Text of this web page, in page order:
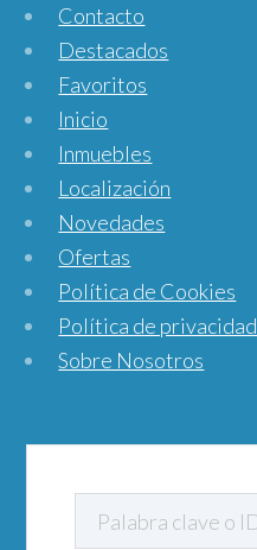
Contacto
Destacados
Favoritos
Inicio
Inmuebles
Localización
Novedades
Ofertas
Política de Cookies
Política de privacidad
Sobre Nosotros